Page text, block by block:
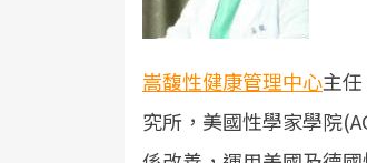
嵩馥性健康管理中心主
究所，美國性學家學院